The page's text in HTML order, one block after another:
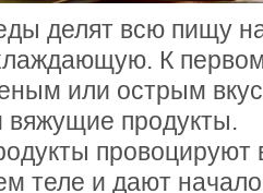
делят всю пищу
К
или острым
вяжущие продукты.
провоцируют
теле и дают начало